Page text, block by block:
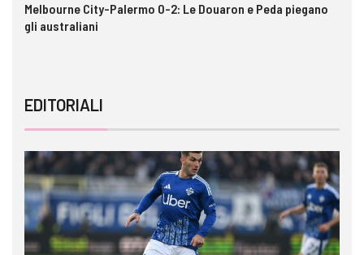
Melbourne City-Palermo 0-2: Le Douaron e Peda piegano
gli australiani
EDITORIALI